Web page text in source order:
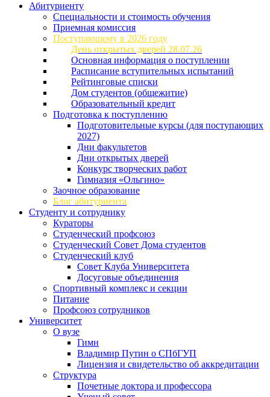
Абитуриенту
Специальности и стоимость обучения
Приемная комиссия
Поступающему в 2026 году
День открытых дверей 28.07.26
Основная информация о поступлении
Расписание вступительных испытаний
Рейтинговые списки
Дом студентов (общежитие)
Образовательный кредит
Подготовка к поступлению
Подготовительные курсы (для поступающих
2027)
Дни факультетов
Дни открытых дверей
Конкурс творческих работ
Гимназия «Ольгино»
Заочное образование
Блог абитуриента
Студенту и сотруднику
Кураторы
Студенческий профсоюз
Студенческий Совет Дома студентов
Студенческий клуб
Совет Клуба Университета
Досуговые объединения
Спортивный комплекс и секции
Питание
Профсоюз сотрудников
Университет
О вузе
Гимн
Владимир Путин о СПбГУП
Лицензия и свидетельство об аккредитации
Структура
Почетные доктора и профессора